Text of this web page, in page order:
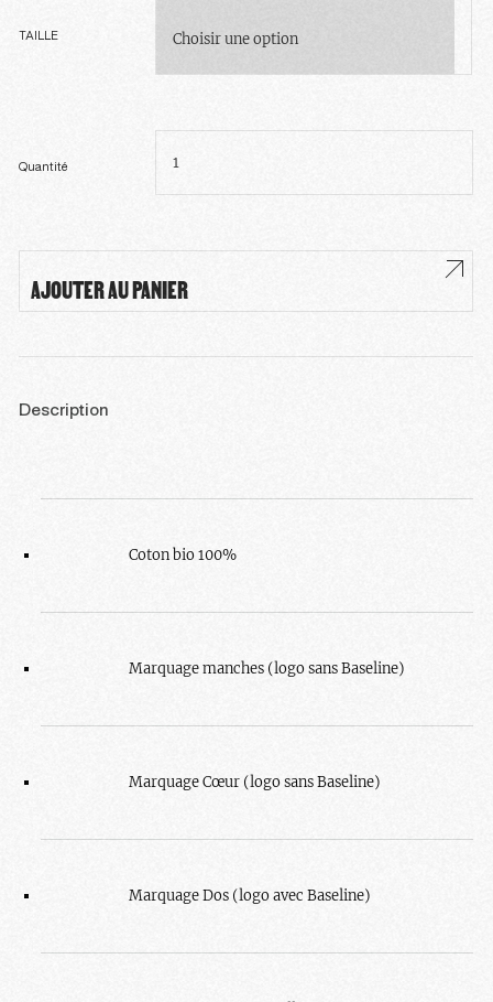
TAILLE
Quantité
quantité
shirt
AJOUTER AU PANIER
Description
Coton bio 100%
Marquage manches (logo sans Baseline)
Marquage Cœur (logo sans Baseline)
Marquage Dos (logo avec Baseline)